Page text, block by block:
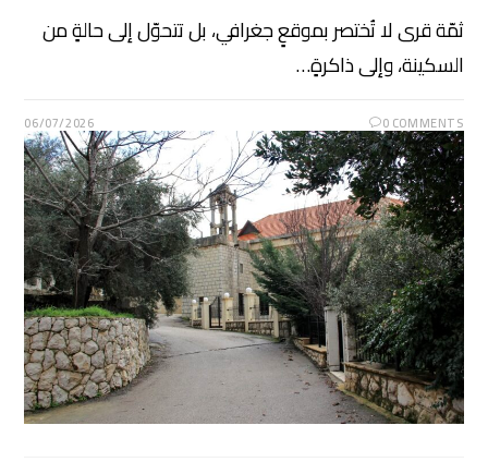
ثمّة قرى لا تُختصر بموقعٍ جغرافي، بل تتحوّل إلى حالةٍ من
السكينة، وإلى ذاكرةٍ…
0 COMMENTS
06/07/2026